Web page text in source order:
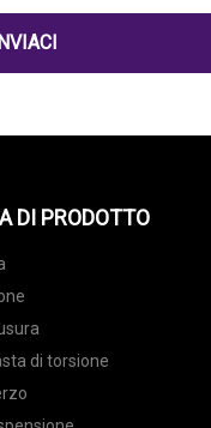
DI PRODOTTO
di torsione